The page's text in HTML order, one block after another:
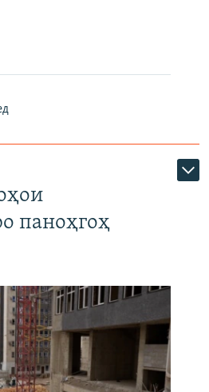
паноҳгоҳ